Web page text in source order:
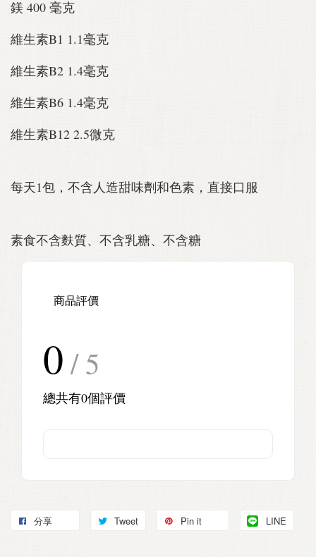
鎂 400 毫克
維生素B1 1.1毫克
維生素B2 1.4毫克
維生素B6 1.4毫克
維生素B12 2.5微克
每天1包，不含人造甜味劑和色素，直接口服
素食不含麩質、不含乳糖、不含糖
商品評價
0 / 5
總共有0個評價
分享 Tweet Pin it LINE